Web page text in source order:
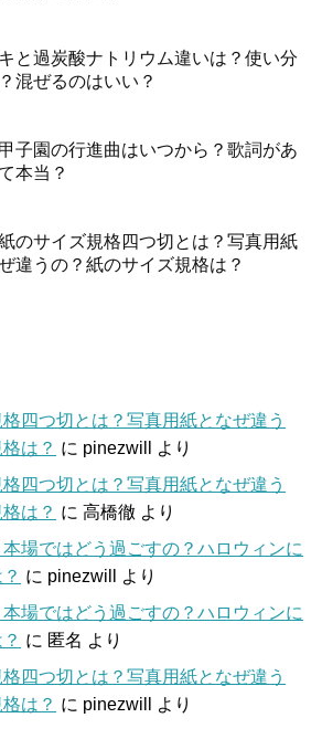
と過炭酸ナトリウム違いは？使い分
混ぜるのはいい？
子園の行進曲はいつから？歌詞があ
本当？
のサイズ規格四つ切とは？写真用紙
違うの？紙のサイズ規格は？
四つ切とは？写真用紙となぜ違う
は？ に pinezwill
より
四つ切とは？写真用紙となぜ違う
は？ に 高橋徹 より
場ではどう過ごすの？ハロウィンに
に pinezwill
より
場ではどう過ごすの？ハロウィンに
に 匿名 より
四つ切とは？写真用紙となぜ違う
は？ に pinezwill より